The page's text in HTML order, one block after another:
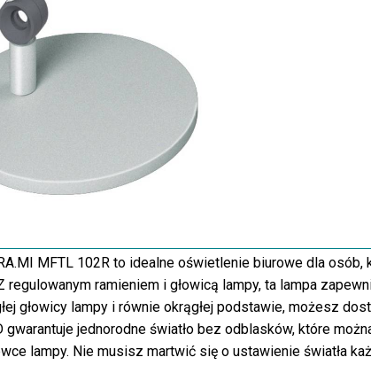
MFTL 102R to idealne oświetlenie biurowe dla
regulowanym ramieniem i głowicą lampy, ta lampa
głowicy lampy i równie okrągłej podstawie, możesz
gwarantuje jednorodne światło bez odblasków, które
lampy. Nie musisz martwić się o ustawienie światła